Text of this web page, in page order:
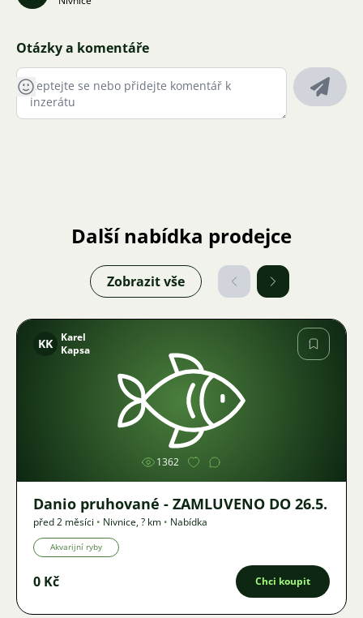
Otázky a komentáře
Další nabídka prodejce
Zobrazit vše
Obrázek
KK
Karel
Kapsa
1362
Danio pruhované - ZAMLUVENO DO 26.5.
před 2 měsíci • Nivnice,? km • Nabídka
Akvarijní ryby
0 Kč Chci koupit